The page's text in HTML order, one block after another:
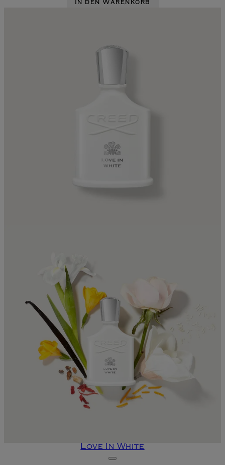
In den Warenkorb
Love In White